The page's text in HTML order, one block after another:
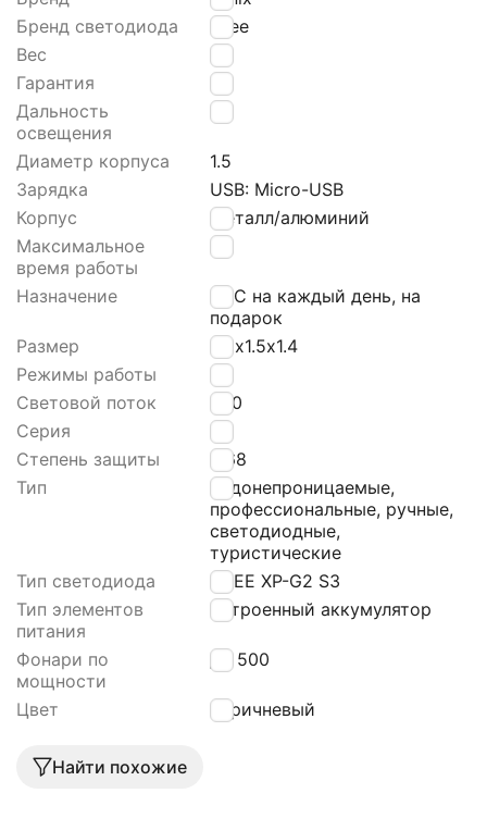
Бренд светодиода
Сrее
Вес
15
Гарантия
24
Дальность
освещения
49
Диаметр корпуса
1.5
Зарядка
USВ: Мiсrо-USВ
Корпус
Металл/алюминий
Максимальное
время работы
25
Назначение
ЕDС на каждый день, на
подарок
Размер
4.8х1.5х1.4
Режимы работы
2
Световой поток
200
Серия
E
Степень защиты
IР68
Тип
водонепроницаемые,
профессиональные, ручные,
светодиодные,
туристические
Тип светодиода
СRЕЕ ХР-G2 S3
Тип элементов
питания
Встроенный аккумулятор
Фонари по
мощности
до 500
Цвет Коричневый
Найти похожие